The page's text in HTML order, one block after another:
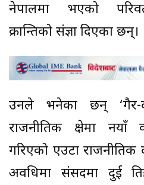
नेपालमा भएको
क्रान्तिको संज्ञा दिएका छन्।
उनले भनेका छन् ‘गैर-
राजनीतिक क्षेत्रमा नयाँ
गरिएको एउटा
अवधिमा संसदमा दुई